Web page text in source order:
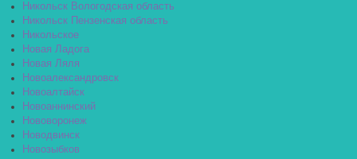
Никольск Вологодская область
Никольск Пензенская область
Никольское
Новая Ладога
Новая Ляля
Новоалександровск
Новоалтайск
Новоаннинский
Нововоронеж
Новодвинск
Новозыбков